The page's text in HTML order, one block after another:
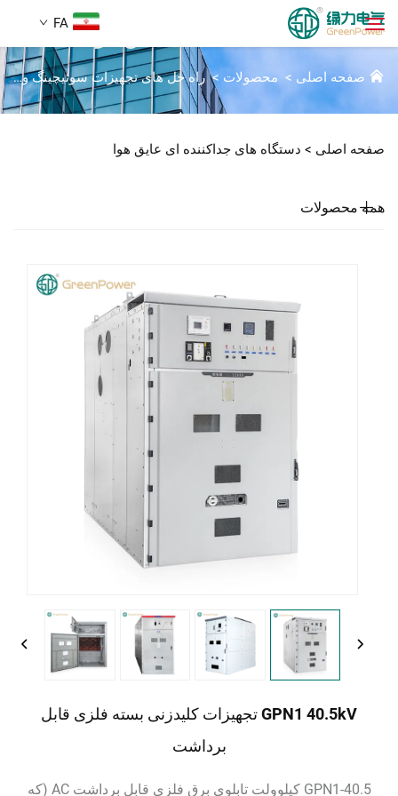
FA
محصولات
دربارهٔ ما
دستگاه های جداکننده ای عایق هوا
صفحه اصلی > محصولات > راه حل های تجهیزات سوئیچینگ ولتاژ بالا
صفحه اصلی > دستگاه های جداکننده ای عایق هوا
همه محصولات
GPN1 40.5kV تجهیزات کلیدزنی بسته فلزی قابل
برداشت
GPN1-40.5 کیلوولت تابلوی برق فلزی قابل برداشت AC (که